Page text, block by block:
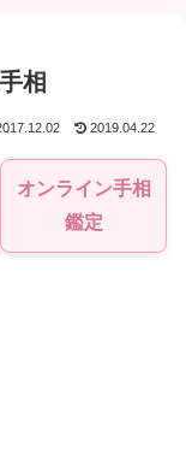
相
2019.04.22
オンライン手相
鑑定